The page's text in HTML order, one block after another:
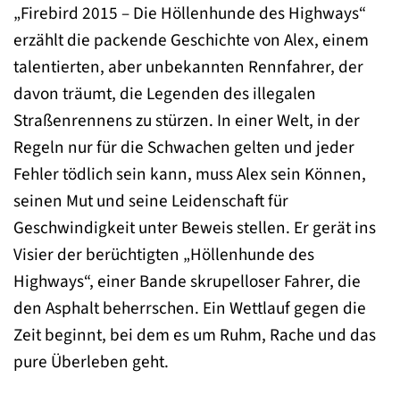
„Firebird 2015 – Die Höllenhunde des Highways“
erzählt die packende Geschichte von Alex, einem
talentierten, aber unbekannten Rennfahrer, der
davon träumt, die Legenden des illegalen
Straßenrennens zu stürzen. In einer Welt, in der
Regeln nur für die Schwachen gelten und jeder
Fehler tödlich sein kann, muss Alex sein Können,
seinen Mut und seine Leidenschaft für
Geschwindigkeit unter Beweis stellen. Er gerät ins
Visier der berüchtigten „Höllenhunde des
Highways“, einer Bande skrupelloser Fahrer, die
den Asphalt beherrschen. Ein Wettlauf gegen die
Zeit beginnt, bei dem es um Ruhm, Rache und das
pure Überleben geht.